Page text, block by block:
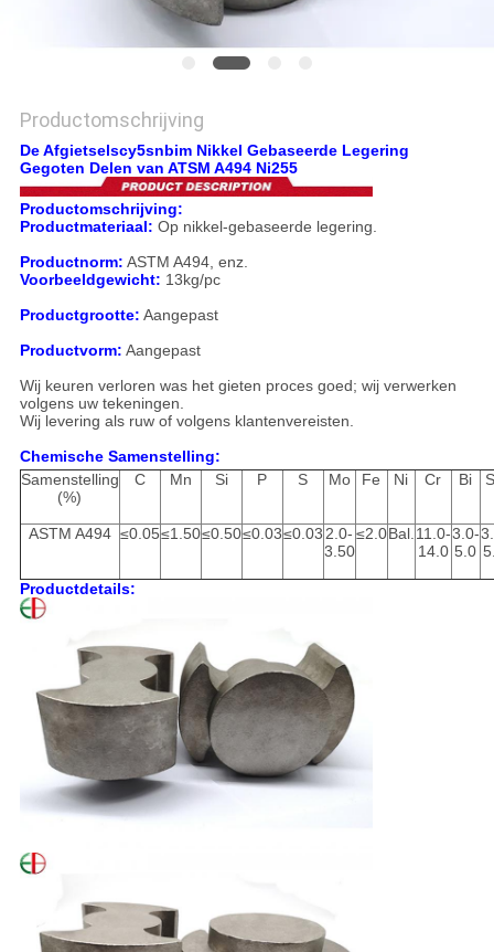
Productomschrijving
De Afgietselscy5snbim Nikkel Gebaseerde Legering
Gegoten Delen van ATSM A494 Ni255
Productomschrijving:
Productmateriaal: Op nikkel-gebaseerde legering.
Productnorm: ASTM A494, enz.
Voorbeeldgewicht: 13kg/pc
Productgrootte: Aangepast
Productvorm: Aangepast
Wij keuren verloren was het gieten proces goed; wij verwerken
volgens uw tekeningen.
Wij levering als ruw of volgens klantenvereisten.
Chemische Samenstelling:
Samenstelling
(%)
C Mn Si P S Mo Fe Ni Cr Bi
ASTM A494 ≤0.05≤1.50≤0.50≤0.03≤0.03 2.0-
3.50
≤2.0Bal. 11.0-
14.0
3.0-
5.0
Productdetails: